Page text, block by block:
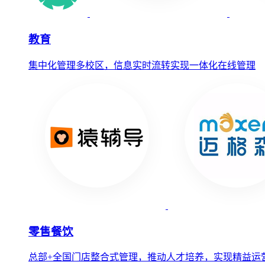
教育
集中化管理多校区，信息实时流转实现一体化在线管理
零售餐饮
总部+全国门店整合式管理，推动人才培养，实现精益运